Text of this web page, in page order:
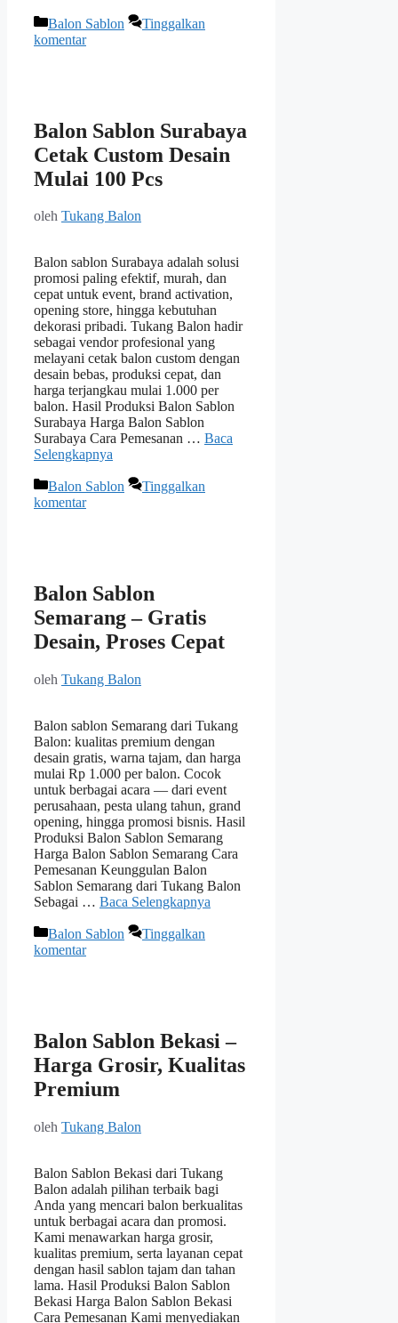
Kategori
Balon Sablon
Tinggalkan
komentar
Balon Sablon Surabaya
Cetak Custom Desain
Mulai 100 Pcs
oleh Tukang Balon
Balon sablon Surabaya adalah solusi
promosi paling efektif, murah, dan
cepat untuk event, brand activation,
opening store, hingga kebutuhan
dekorasi pribadi. Tukang Balon hadir
sebagai vendor profesional yang
melayani cetak balon custom dengan
desain bebas, produksi cepat, dan
harga terjangkau mulai 1.000 per
balon. Hasil Produksi Balon Sablon
Surabaya Harga Balon Sablon
Surabaya Cara Pemesanan … Baca
Selengkapnya
Kategori
Balon Sablon
Tinggalkan
komentar
Balon Sablon
Semarang – Gratis
Desain, Proses Cepat
oleh Tukang Balon
Balon sablon Semarang dari Tukang
Balon: kualitas premium dengan
desain gratis, warna tajam, dan harga
mulai Rp 1.000 per balon. Cocok
untuk berbagai acara — dari event
perusahaan, pesta ulang tahun, grand
opening, hingga promosi bisnis. Hasil
Produksi Balon Sablon Semarang
Harga Balon Sablon Semarang Cara
Pemesanan Keunggulan Balon
Sablon Semarang dari Tukang Balon
Sebagai … Baca Selengkapnya
Kategori
Balon Sablon
Tinggalkan
komentar
Balon Sablon Bekasi –
Harga Grosir, Kualitas
Premium
oleh Tukang Balon
Balon Sablon Bekasi dari Tukang
Balon adalah pilihan terbaik bagi
Anda yang mencari balon berkualitas
untuk berbagai acara dan promosi.
Kami menawarkan harga grosir,
kualitas premium, serta layanan cepat
dengan hasil sablon tajam dan tahan
lama. Hasil Produksi Balon Sablon
Bekasi Harga Balon Sablon Bekasi
Cara Pemesanan Kami menyediakan